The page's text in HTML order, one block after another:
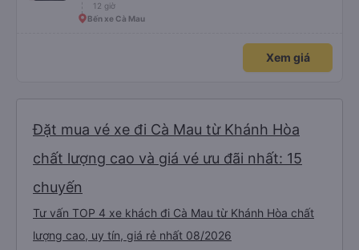
chưa biết cách thực hiện, hãy xem Google Maps hoạt động như thế nào,
&quot;B Bạn bị sao vậy?&quot; Chuyện gì xảy ra với bạn vậy?&quot; Bây giờ
là 2:30 và tôi đang nói về nó. ạn bằng xe bu lông Limousine. Tôi nghĩ tài xế
12 giờ
Bến xe Cà Mau
Xem giá
Đặt mua vé xe đi Cà Mau từ Khánh Hòa
chất lượng cao và giá vé ưu đãi nhất: 15
chuyến
Tư vấn TOP 4 xe khách đi Cà Mau từ Khánh Hòa chất
lượng cao, uy tín, giá rẻ nhất 08/2026